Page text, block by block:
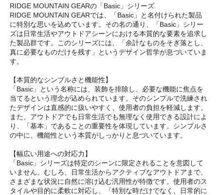
RIDGE MOUNTAIN GEARの「Basic」シリーズ
RIDGE MOUNTAIN GEARでは、「Basic」と名付けられた製品
に特別な思いを込めています。その名の通り、「Basic」シリー
ズは日常生活やアウトドアシーンにおける本質的な要素を追求し
た製品群です。このシリーズには、「余計なものをそぎ落とし、
真に必要なものだけを残す」というデザイン哲学が息づいていま
す。
【本質的なシンプルさと機能性】
「Basic」という名称には、装飾を排除し、必要な機能に焦点を
当てるという理念が込められています。そのシンプルで洗練され
たデザインは直感的に扱いやすく、使用者の負担を軽減します。
また、アウトドアでも日常生活でも無理なく使用できる設計によ
り、「基本」であることの重要性を体現しています。シンプルさ
の中に、機能性という本質がしっかりと息づいています。
【幅広い用途への対応力】
「Basic」シリーズは特定のシーンに限定されることを意図して
いません。むしろ、日常生活からアクティブなアウトドアまで、
さまざまな状況に自然に溶け込む汎用性が特徴です。使用者のス
タイルや目的に柔軟に対応し、「特別な時だけでなく、日常的に